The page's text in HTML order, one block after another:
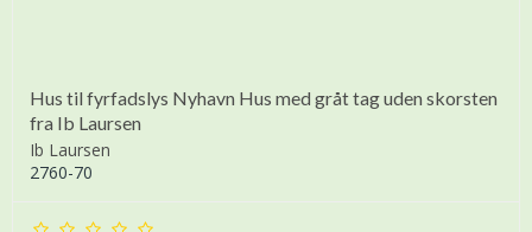
Hus til fyrfadslys Nyhavn Hus med gråt tag uden skorsten
fra Ib Laursen
Ib Laursen
2760-70